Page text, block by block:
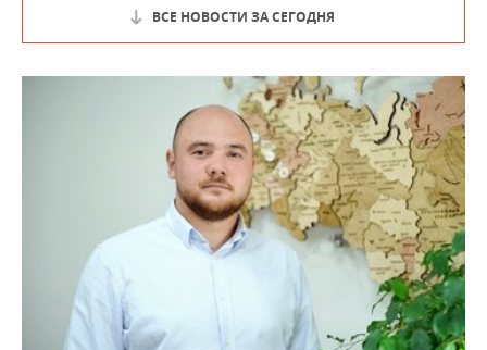
ВСЕ НОВОСТИ ЗА СЕГОДНЯ